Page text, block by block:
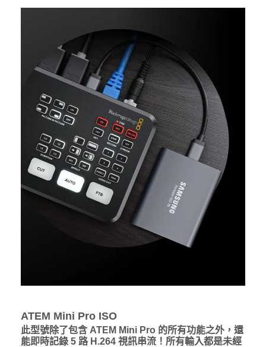
ATEM Mini Pro ISO
此型號除了包含 ATEM Mini Pro 的所有功能之外，還
能即時記錄 5 路 H.264 視訊串流！所有輸入都是未經